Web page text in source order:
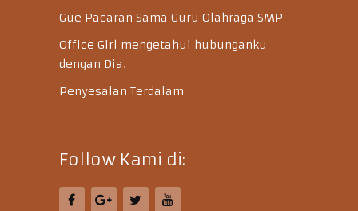
Gue Pacaran Sama Guru Olahraga SMP
Office Girl mengetahui hubunganku
dengan Dia.
Penyesalan Terdalam
Follow Kami di: